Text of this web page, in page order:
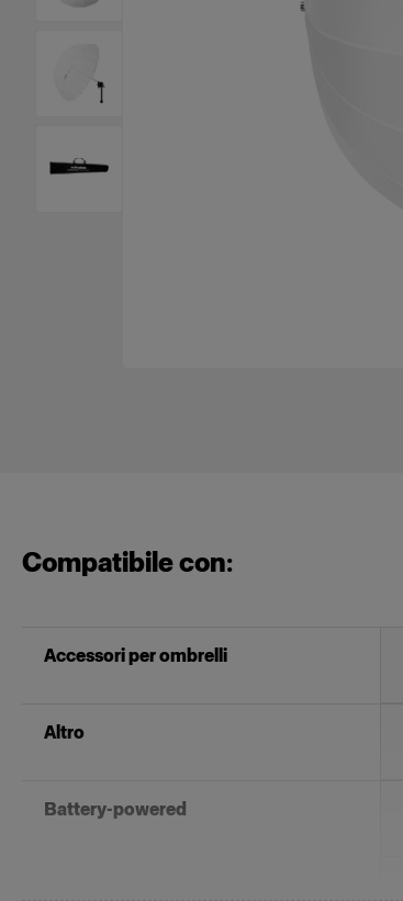
Compatibile con:
Accessori per ombrelli
Altro
Battery-powered